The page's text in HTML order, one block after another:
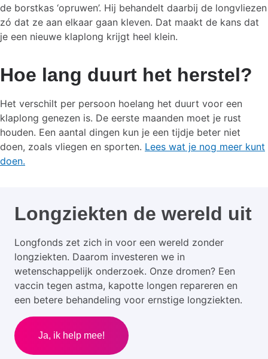
de borstkas ‘opruwen’. Hij behandelt daarbij de longvliezen
zó dat ze aan elkaar gaan kleven. Dat maakt de kans dat
je een nieuwe klaplong krijgt heel klein.
Hoe lang duurt het herstel?
Het verschilt per persoon hoelang het duurt voor een
klaplong genezen is. De eerste maanden moet je rust
houden. Een aantal dingen kun je een tijdje beter niet
doen, zoals vliegen en sporten. Lees wat je nog meer kunt
doen.
Longziekten de wereld uit
Longfonds zet zich in voor een wereld zonder
longziekten. Daarom investeren we in
wetenschappelijk onderzoek. Onze dromen? Een
vaccin tegen astma, kapotte longen repareren en
een betere behandeling voor ernstige longziekten.
Ja, ik help mee!